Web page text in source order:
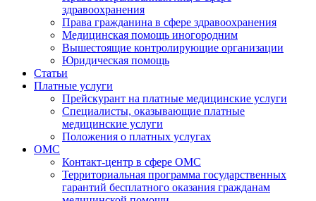
здравоохранения
Права гражданина в сфере здравоохранения
Медицинская помощь иногородним
Вышестоящие контролирующие организации
Юридическая помощь
Статьи
Платные услуги
Прейскурант на платные медицинские услуги
Специалисты, оказывающие платные
медицинские услуги
Положения о платных услугах
ОМС
Контакт-центр в сфере ОМС
Территориальная программа государственных
гарантий бесплатного оказания гражданам